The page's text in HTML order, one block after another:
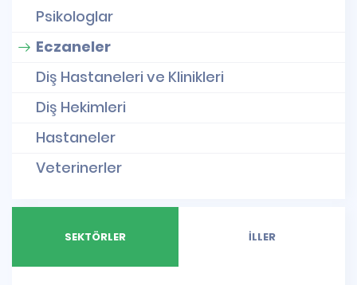
Psikologlar
Eczaneler
Diş Hastaneleri ve Klinikleri
Diş Hekimleri
Hastaneler
Veterinerler
SEKTÖRLER İLLER